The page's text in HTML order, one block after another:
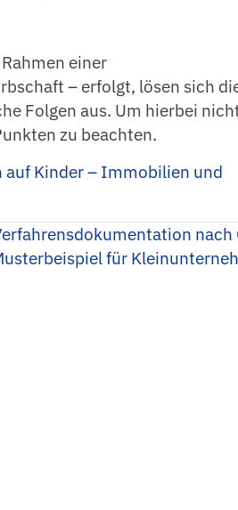
einer
– erfolgt, lösen sich
Folgen aus. Um hierbei
zu beachten.
auf Kinder – Immobilien und
nach
für